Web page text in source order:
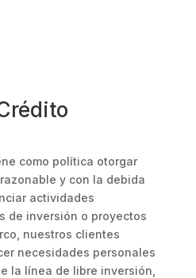
como política otorgar
y con la debida
actividades
de inversión o proyectos
nuestros clientes
necesidades personales
la línea de libre inversión,